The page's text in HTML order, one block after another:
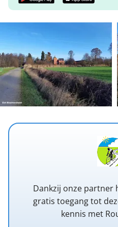
Dankzij onze partner
gratis toegang tot
kennis met